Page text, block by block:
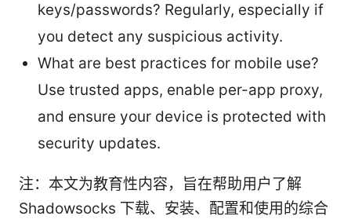
keys/passwords? Regularly, especially if
you detect any suspicious activity.
What are best practices for mobile use?
Use trusted apps, enable per-app proxy,
and ensure your device is protected with
security updates.
注：本文为教育性内容，旨在帮助用户了解
Shadowsocks 下载、安装、配置和使用的综合